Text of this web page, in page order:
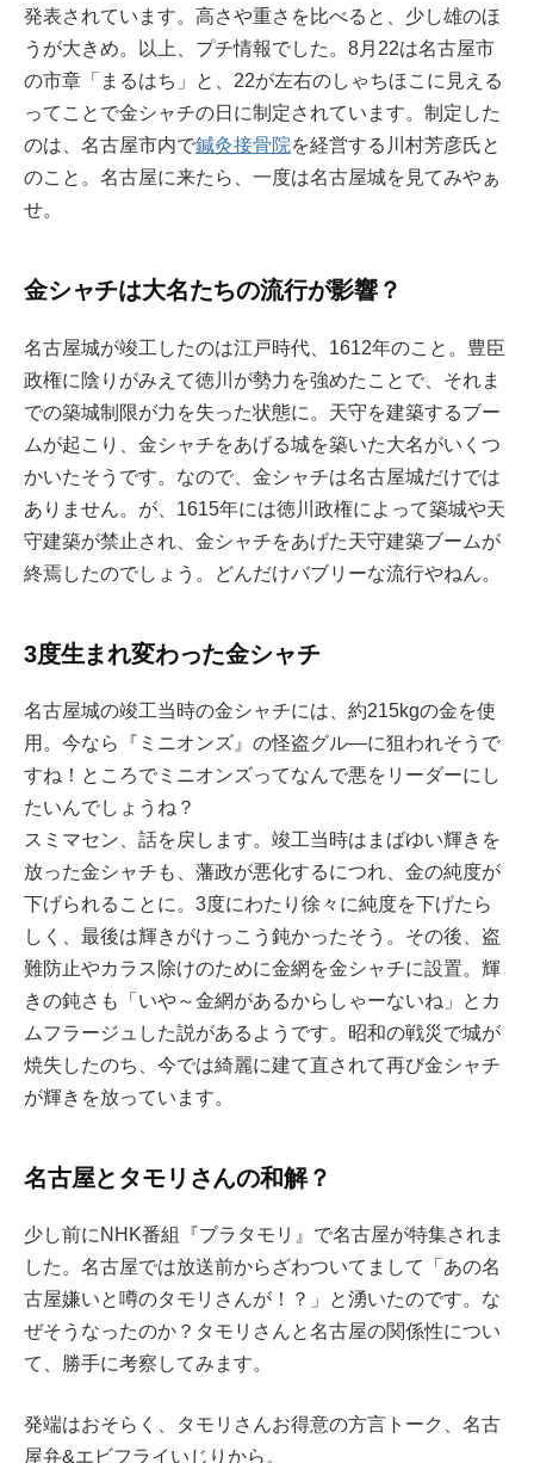
発表されています。高さや重さを比べると、少し雄のほ
うが大きめ。以上、プチ情報でした。8月22は名古屋市
の市章「まるはち」と、22が左右のしゃちほこに見える
ってことで金シャチの日に制定されています。制定した
のは、名古屋市内で鍼灸接骨院を経営する川村芳彦氏と
のこと。名古屋に来たら、一度は名古屋城を見てみやぁ
せ。
金シャチは大名たちの流行が影響？
名古屋城が竣工したのは江戸時代、1612年のこと。豊臣
政権に陰りがみえて徳川が勢力を強めたことで、それま
での築城制限が力を失った状態に。天守を建築するブー
ムが起こり、金シャチをあげる城を築いた大名がいくつ
かいたそうです。なので、金シャチは名古屋城だけでは
ありません。が、1615年には徳川政権によって築城や天
守建築が禁止され、金シャチをあげた天守建築ブームが
終焉したのでしょう。どんだけバブリーな流行やねん。
3度生まれ変わった金シャチ
名古屋城の竣工当時の金シャチには、約215kgの金を使
用。今なら『ミニオンズ』の怪盗グル―に狙われそうで
すね！ところでミニオンズってなんで悪をリーダーにし
たいんでしょうね？
スミマセン、話を戻します。竣工当時はまばゆい輝きを
放った金シャチも、藩政が悪化するにつれ、金の純度が
下げられることに。3度にわたり徐々に純度を下げたら
しく、最後は輝きがけっこう鈍かったそう。その後、盗
難防止やカラス除けのために金網を金シャチに設置。輝
きの鈍さも「いや～金網があるからしゃーないね」とカ
ムフラージュした説があるようです。昭和の戦災で城が
焼失したのち、今では綺麗に建て直されて再び金シャチ
が輝きを放っています。
名古屋とタモリさんの和解？
少し前にNHK番組『ブラタモリ』で名古屋が特集されま
した。名古屋では放送前からざわついてまして「あの名
古屋嫌いと噂のタモリさんが！？」と湧いたのです。な
ぜそうなったのか？タモリさんと名古屋の関係性につい
て、勝手に考察してみます。
発端はおそらく、タモリさんお得意の方言トーク、名古
屋弁&エビフライいじりから。